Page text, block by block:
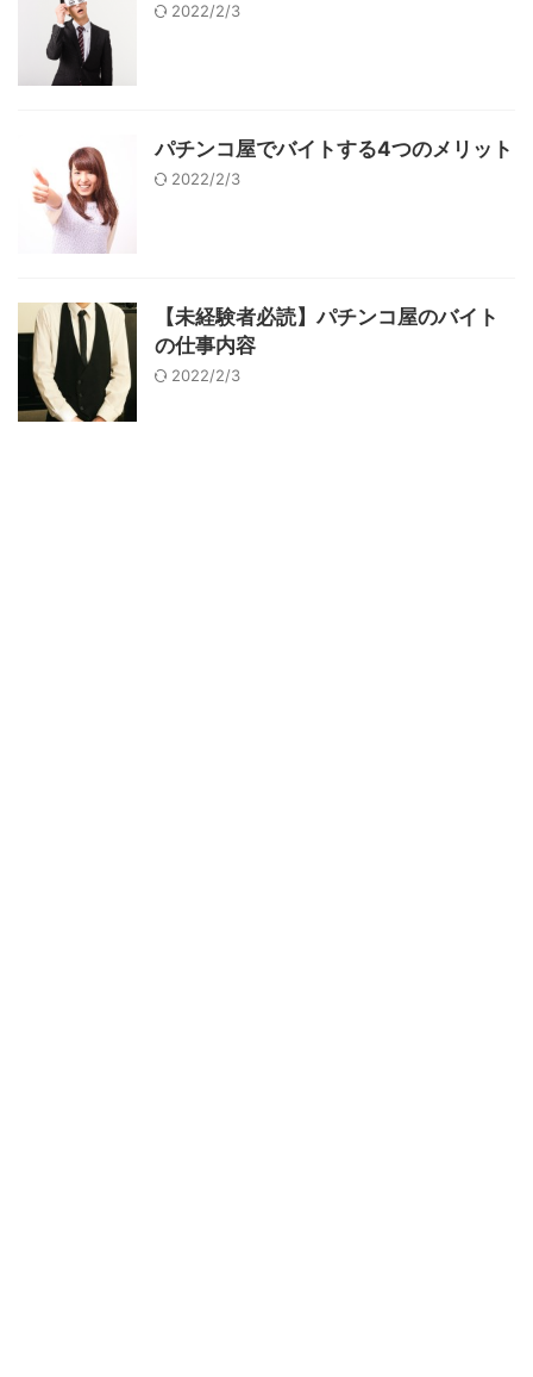
2022/2/3
パチンコ屋でバイトする4つのメリット
2022/2/3
【未経験者必読】パチンコ屋のバイト
の仕事内容
2022/2/3